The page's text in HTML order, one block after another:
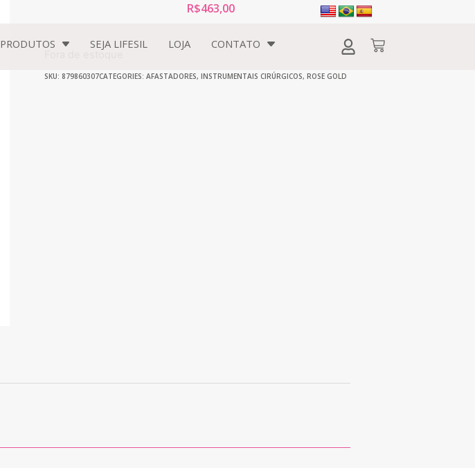
PRODUTOS SEJA LIFESIL LOJA CONTATO
R$463,00
SKU: 879860307CATEGORIES: AFASTADORES, INSTRUMENTAIS CIRÚRGICOS, ROSE GOLD